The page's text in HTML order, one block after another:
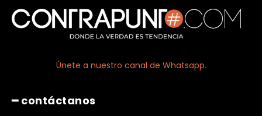
Únete a nuestro canal de Whatsapp.
━ contáctanos